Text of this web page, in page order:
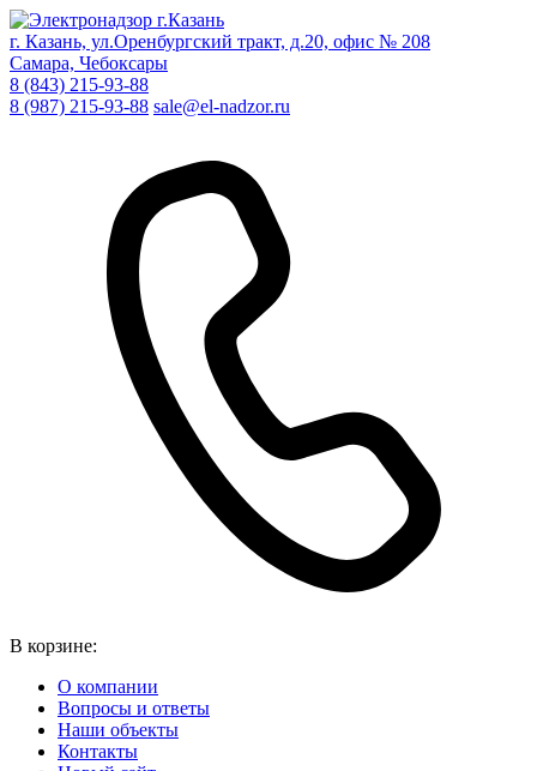
г. Казань, ул.Оренбургский тракт, д.20, офис № 208
Самара, Чебоксары
8 (843) 215-93-88
8 (987) 215-93-88 sale@el-nadzor.ru
В корзине:
О компании
Вопросы и ответы
Наши объекты
Контакты